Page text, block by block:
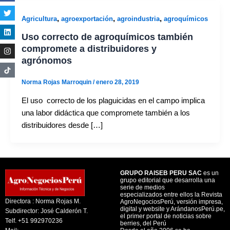
Agricultura, agroexportación, agroindustria, agroquímicos
Uso correcto de agroquímicos también
compromete a distribuidores y
agrónomos
Norma Rojas Marroquin /enero 28, 2019
El uso correcto de los plaguicidas en el campo implica
una labor didáctica que compromete también a los
distribuidores desde […]
Directora : Norma Rojas M.
Subdirector: José Calderón T.
Telf. +51 992970236
GRUPO RAISEB PERU SAC es un
grupo editorial que desarrolla una
serie de medios
especializados entre ellos la Revista
AgroNegociosPerú, versión impresa,
digital y website y ArándanosPerú.pe,
el primer portal de noticias sobre
berries, del Perú